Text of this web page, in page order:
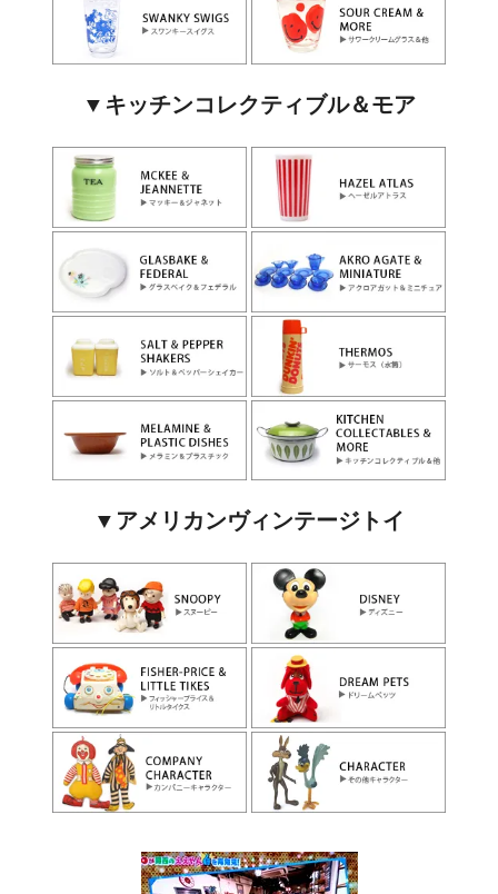
▼キッチンコレクティブル＆モア
▼アメリカンヴィンテージトイ